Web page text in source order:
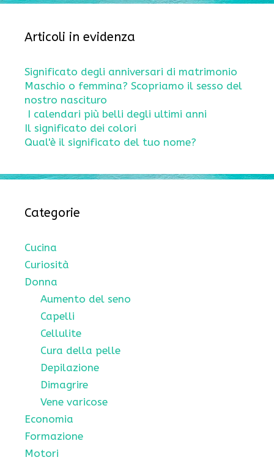
Articoli in evidenza
Significato degli anniversari di matrimonio
Maschio o femmina? Scopriamo il sesso del
nostro nascituro
I calendari più belli degli ultimi anni
Il significato dei colori
Qual'è il significato del tuo nome?
Categorie
Cucina
Curiosità
Donna
Aumento del seno
Capelli
Cellulite
Cura della pelle
Depilazione
Dimagrire
Vene varicose
Economia
Formazione
Motori